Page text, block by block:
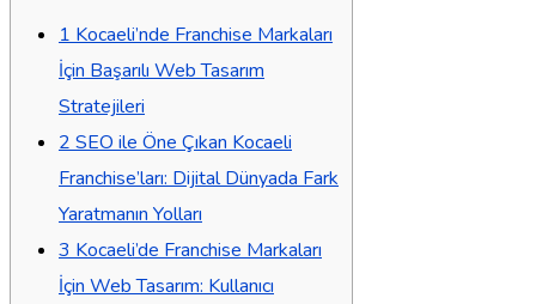
1 Kocaeli’nde Franchise Markaları
İçin Başarılı Web Tasarım
Stratejileri
2 SEO ile Öne Çıkan Kocaeli
Franchise’ları: Dijital Dünyada Fark
Yaratmanın Yolları
3 Kocaeli’de Franchise Markaları
İçin Web Tasarım: Kullanıcı